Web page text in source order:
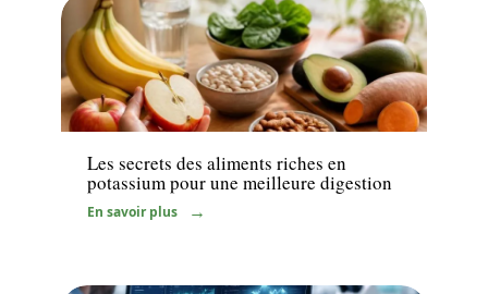
Santé
Les secrets des aliments riches en
potassium pour une meilleure digestion
En savoir plus